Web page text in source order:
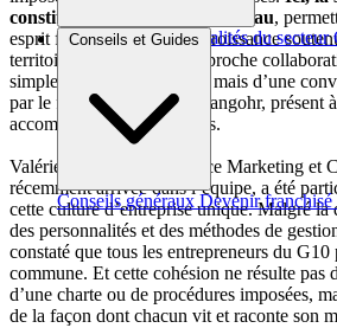
Brèves et actus Actualités du secteur
Conseils et Guides
Conseils généraux Devenir franchisé
constitue l’ADN même du réseau,
esprit familial malgré une croissance
territoire français. Cette approche
simple stratégie marketing, mais d’une
par le fondateur Philippe Langohr, présent
accompagner ses franchisés.
Valérie Genevrois, directrice Marketing et
récemment arrivée dans l’équipe, a été
cette culture d’entreprise unique. Malgré la
des personnalités et des méthodes de
constaté que tous les entrepreneurs du G10
commune. Et cette cohésion ne résulte pas
d’une charte ou de procédures imposées,
de la façon dont chacun vit et raconte son